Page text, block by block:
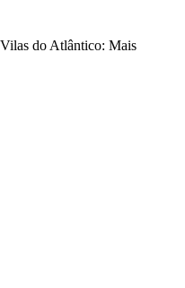
do Atlântico: Mais